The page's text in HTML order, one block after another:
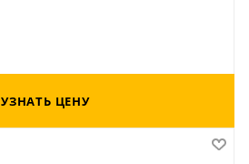
УЗНАТЬ ЦЕНУ